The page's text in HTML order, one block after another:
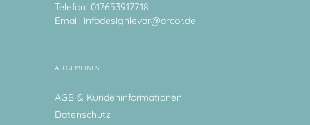
Telefon: 017653917718
Email: infodesignlevar@arcor.de
ALLGEMEINES
AGB & Kundeninformationen
Datenschutz